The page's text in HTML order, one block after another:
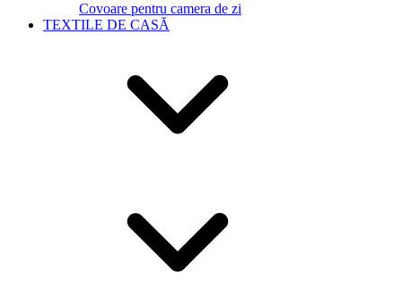
Covoare pentru camera de zi
TEXTILE DE CASĂ